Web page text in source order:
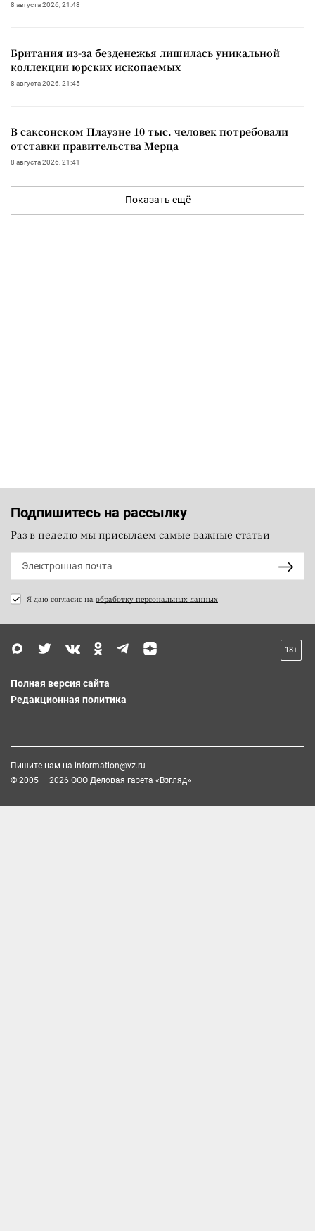
8 августа 2026, 21:48
Британия из-за безденежья лишилась уникальной
коллекции юрских ископаемых
8 августа 2026, 21:45
В саксонском Плауэне 10 тыс. человек потребовали
отставки правительства Мерца
8 августа 2026, 21:41
Показать ещё
Подпишитесь на рассылку
Раз в неделю мы присылаем самые важные статьи
Я даю согласие на обработку персональных данных
18+
Полная версия сайта
Редакционная политика
Пишите нам на information@vz.ru
© 2005 — 2026 ООО Деловая газета «Взгляд»